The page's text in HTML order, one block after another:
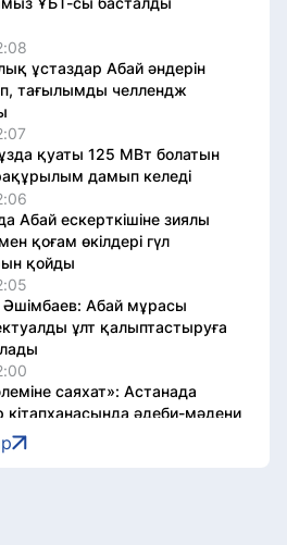
ұстаздар Абай әндерін
тағылымды челлендж
қуаты 125 МВт болатын
дамып келеді
Абай ескерткішіне зиялы
қоғам өкілдері гүл
қойды
Абай мұрасы
ұлт қалыптастыруға
саяхат»: Астанада
кітапханасында әдеби-мәдени